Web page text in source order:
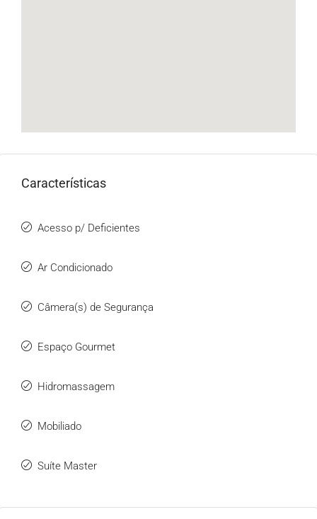
Características
Acesso p/ Deficientes
Ar Condicionado
Câmera(s) de Segurança
Espaço Gourmet
Hidromassagem
Mobiliado
Suíte Master